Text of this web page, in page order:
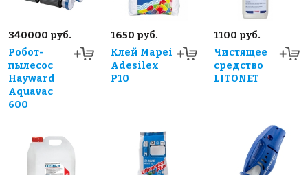
340000 руб.
Робот-
пылесос
Hayward
Aquavac
600
1650 руб.
Клей Mapei
Adesilex
P10
1100 руб.
Чистящее
средство
LITONET